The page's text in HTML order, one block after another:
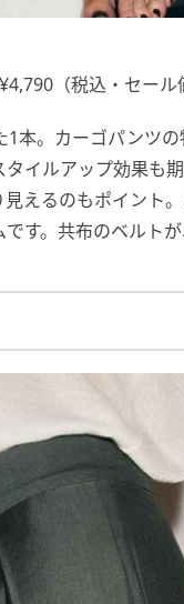
（税込・セール
本。カーゴパンツ
イルアップ効果も
えるのもポイント
す。共布のベルト